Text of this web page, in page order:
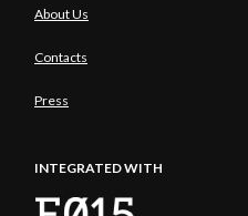
About Us
Contacts
Press
INTEGRATED WITH